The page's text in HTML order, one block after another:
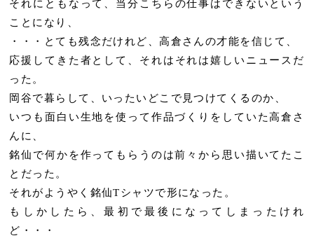
それにともなって、当分こちらの仕事はできないという
ことになり、
・・・とても残念だけれど、高倉さんの才能を信じて、
応援してきた者として、それはそれは嬉しいニュースだ
った。
岡谷で暮らして、いったいどこで見つけてくるのか、
いつも面白い生地を使って作品づくりをしていた高倉さ
んに、
銘仙で何かを作ってもらうのは前々から思い描いてたこ
とだった。
それがようやく銘仙Tシャツで形になった。
もしかしたら、最初で最後になってしまったけれ
ど・・・